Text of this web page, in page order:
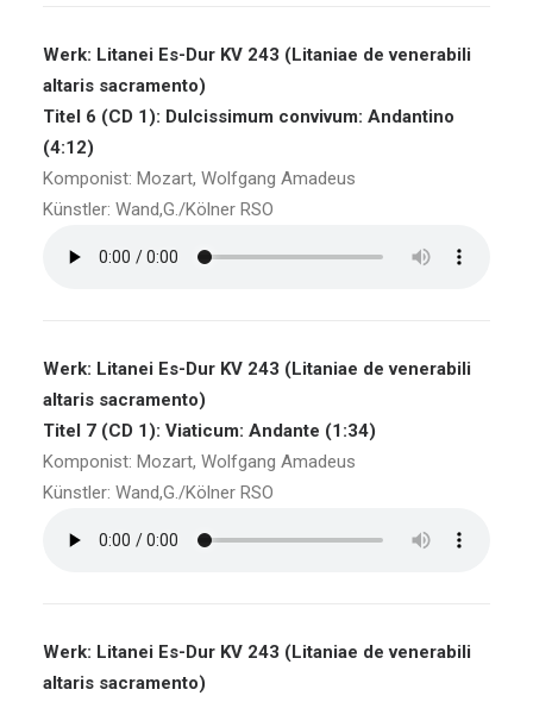
Werk: Litanei Es-Dur KV 243 (Litaniae de venerabili
altaris sacramento)
Titel 6 (CD 1): Dulcissimum convivum: Andantino
(4:12)
Komponist: Mozart, Wolfgang Amadeus
Künstler: Wand,G./Kölner RSO
Werk: Litanei Es-Dur KV 243 (Litaniae de venerabili
altaris sacramento)
Titel 7 (CD 1): Viaticum: Andante (1:34)
Komponist: Mozart, Wolfgang Amadeus
Künstler: Wand,G./Kölner RSO
Werk: Litanei Es-Dur KV 243 (Litaniae de venerabili
altaris sacramento)